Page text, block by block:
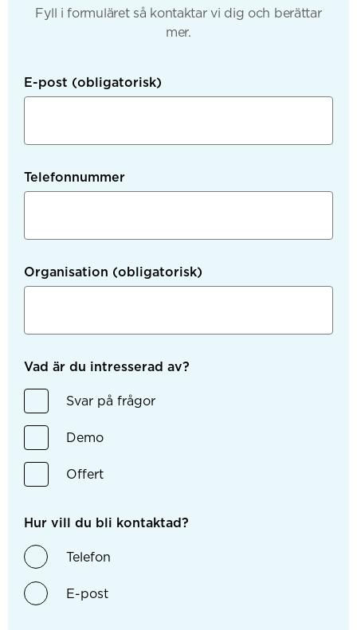
Fyll i formuläret så kontaktar vi dig och berättar
mer.
E-post (obligatorisk)
Telefonnummer
Organisation (obligatorisk)
Vad är du intresserad av?
Svar på frågor
Demo
Offert
Hur vill du bli kontaktad?
Telefon
E-post